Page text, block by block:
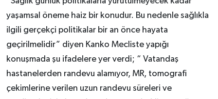
yaşamsal öneme haiz bir konudur. Bu nedenle sağlıkla
ilgili gerçekçi politikalar bir an önce hayata
geçirilmelidir” diyen Kanko Mecliste yapığı
konuşmada şu ifadelere yer verdi; “ Vatandaş
hastanelerden randevu alamıyor, MR, tomografi
çekimlerine verilen uzun randevu süreleri ve